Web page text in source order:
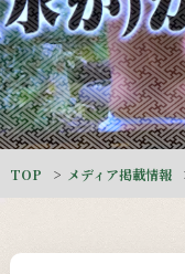
TOP メディア掲載情報